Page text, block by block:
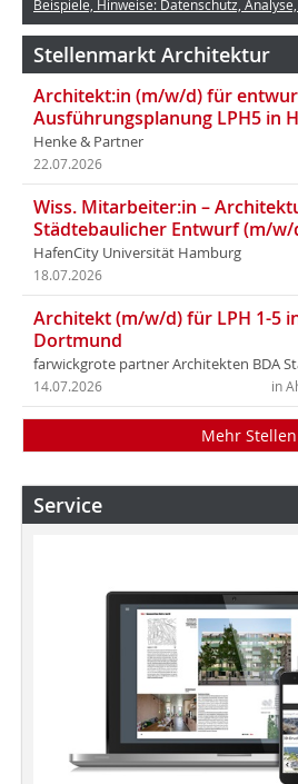
Beispiele, Hinweise: Datenschutz,
Stellenmarkt Architektur
Architekt:in (m/w/d) für
Ausführungsplanung LPH5 in
Henke & Partner
22.07.2026
Wiss. Mitarbeiter:in –
Städtebaulicher Entwurf (m/w/
HafenCity Universität Hamburg
18.07.2026
Architekt (m/w/d) für LPH 1-5
Dortmund
farwickgrote partner Architekten BDA
in
14.07.2026
Mehr Stellen
Service